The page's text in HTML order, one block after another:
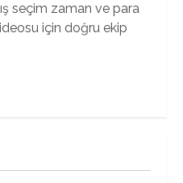
seçim zaman ve para
için doğru ekip